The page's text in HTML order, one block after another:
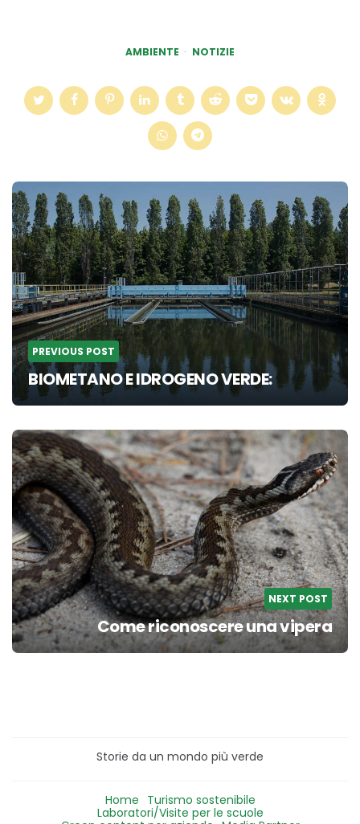
AMBIENTE NOTIZIE
Post
navigation
PREVIOUS POST
BIOMETANO E IDROGENO VERDE:
NEXT POST
Come riconoscere una vipera
Storie da un mondo più verde
Home Turismo sostenibile
Laboratori/Visite per le scuole